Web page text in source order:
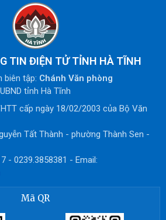
TIN ĐIỆN TỬ TỈNH HÀ TĨNH
biên tập: Chánh Văn phòng
UBND tỉnh Hà Tĩnh
cấp ngày 18/02/2003 của Bộ Văn
Tất Thành - phường Thành Sen -
- 0239.3858381 - Email:
Mã QR